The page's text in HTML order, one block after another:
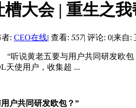
大会 | 重生之
: CEO在线| 查看: 557| 评论: 0|来自:
老五要与用户共同研发欧包？
天使用户，收集超 ...
户共同研发欧包？”